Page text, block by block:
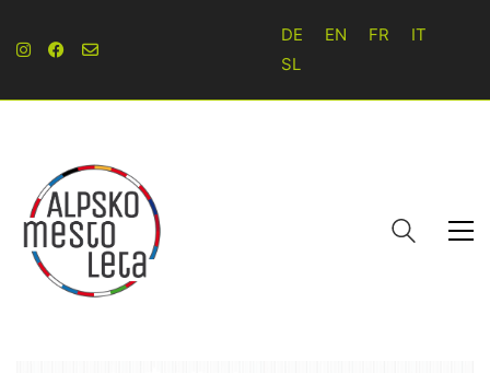
DE EN FR
IT
SL